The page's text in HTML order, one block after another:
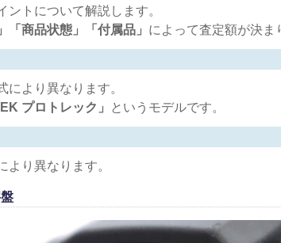
トについて解説します。
「商品状態」「付属品」 によって査定額が決ま
により異なります。
プロトレック 」 というモデルです。
より異なります。